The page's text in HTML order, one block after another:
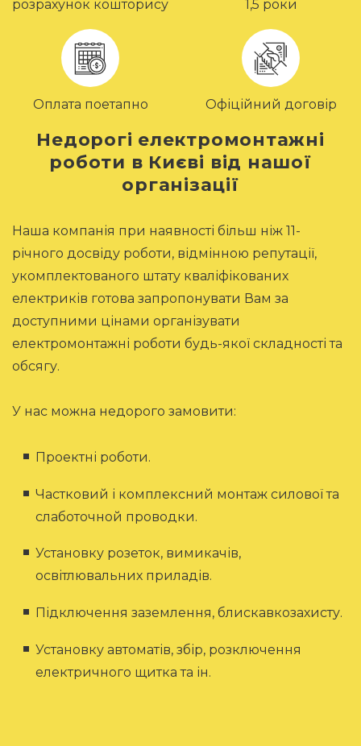
розрахунок кошторису
1,5 роки
Оплата поетапно Офіційний договір
Недорогі електромонтажні
роботи в Києві від нашої
організації
Наша компанія при наявності більш ніж 11-
річного досвіду роботи, відмінною репутації,
укомплектованого штату кваліфікованих
електриків готова запропонувати Вам за
доступними цінами організувати
електромонтажні роботи будь-якої складності та
обсягу.
У нас можна недорого замовити:
Проектні роботи.
Частковий і комплексний монтаж силової та
слаботочной проводки.
Установку розеток, вимикачів,
освітлювальних приладів.
Підключення заземлення, блискавкозахисту.
Установку автоматів, збір, розключення
електричного щитка та ін.